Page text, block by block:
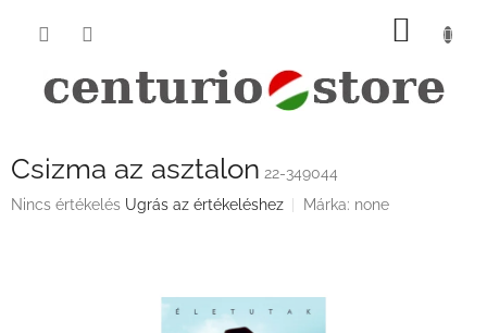
KOSÁR
Csizma az asztalon 22-349044
A
Nincs értékelés Ugrás az értékeléshez Márka: none